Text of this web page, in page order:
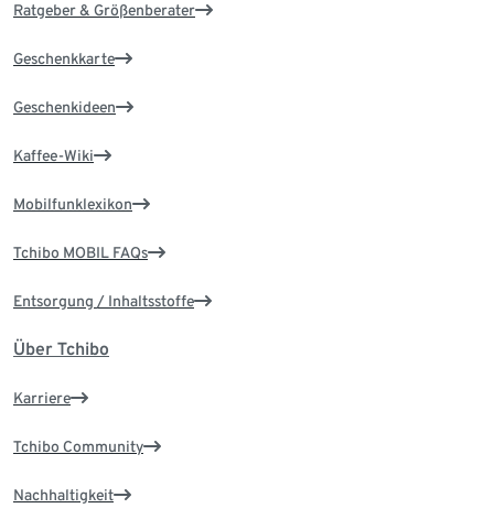
Ratgeber & Größenberater
Geschenkkarte
Geschenkideen
Kaffee-Wiki
Mobilfunklexikon
Tchibo MOBIL FAQs
Entsorgung / Inhaltsstoffe
Über Tchibo
Karriere
Tchibo Community
Nachhaltigkeit